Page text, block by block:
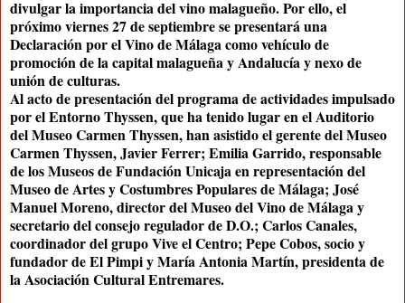
divulgar la importancia del vino malagueño. Por ello, el
próximo viernes 27 de septiembre se presentará una
Declaración por el Vino de Málaga como vehículo de
promoción de la capital malagueña y Andalucía y nexo de
unión de culturas.
Al acto de presentación del programa de actividades impulsado
por el Entorno Thyssen, que ha tenido lugar en el Auditorio
del Museo Carmen Thyssen, han asistido el gerente del Museo
Carmen Thyssen, Javier Ferrer; Emilia Garrido, responsable
de los Museos de Fundación Unicaja en representación del
Museo de Artes y Costumbres Populares de Málaga; José
Manuel Moreno, director del Museo del Vino de Málaga y
secretario del consejo regulador de D.O.; Carlos Canales,
coordinador del grupo Vive el Centro; Pepe Cobos, socio y
fundador de El Pimpi y María Antonia Martín, presidenta de
la Asociación Cultural Entremares.